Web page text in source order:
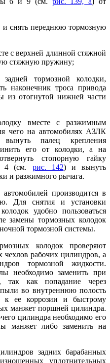
снять переднюю тормозную
с верхней длинной стяжной
стяжную пружину;
тормозной колодки,
наконечник троса привода
из отогнутой нижней части
вместе с разжимным
чего на автомобилях АЗЛК
палец крепления
его от колодки, а на
стопорную гайку
4 (см. рис. 142) и вынуть
и разжимного рычага.
производится в
Для снятия и установки
удобно пользоваться
замены тормозных колодок
тормозной системы.
колодок проверяют
чехлов рабочих цилиндров, а
тормозной жидкости.
необходимо заменить при
так как попадание через
во внутреннюю полость
к ее коррозии и быстрому
манжет поршней цилиндра.
цилиндра необходимо его
манжет либо заменить на
задних барабанных
уплотнительных